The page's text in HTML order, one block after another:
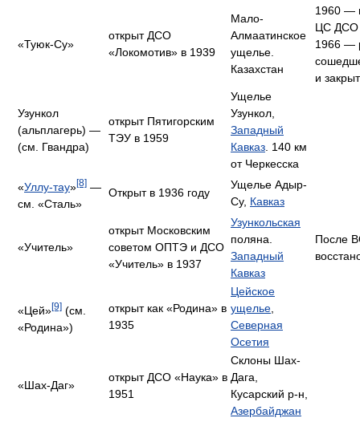
«Туюк-Су»
открыт ДСО
«Локомотив» в 1939
Мало-
Алмаатинское
ущелье.
Казахстан
1960 —
ЦС ДСО
1966 —
и закрыт
Узункол
(альплагерь) —
(см. Гвандра)
открыт Пятигорским
ТЭУ в 1959
Ущелье
Узункол,
Западный
Кавказ. 140 км
от Черкесска
«Уллу-тау»[8] —
см. «Сталь»
Открыт в 1936 году
Ущелье Адыр-
Су, Кавказ
«Учитель»
открыт Московским
советом ОПТЭ и ДСО
«Учитель» в 1937
Узункольская
поляна.
Западный
Кавказ
После
«Цей»[9] (см.
«Родина»)
открыт как «Родина» в
1935
Цейское
ущелье,
Северная
Осетия
«Шах-Даг»
открыт ДСО «Наука» в
1951
Склоны Шах-
Дага,
Кусарский р-н,
Азербайджан